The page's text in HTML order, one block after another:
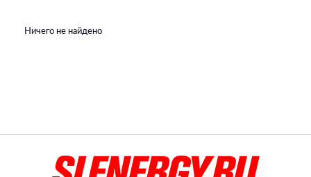
Ничего не найдено